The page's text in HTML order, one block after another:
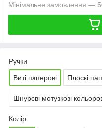
Мінімальне замовлення —
Ручки
Виті паперові Плоскі
Шнурові мотузкові
Колір